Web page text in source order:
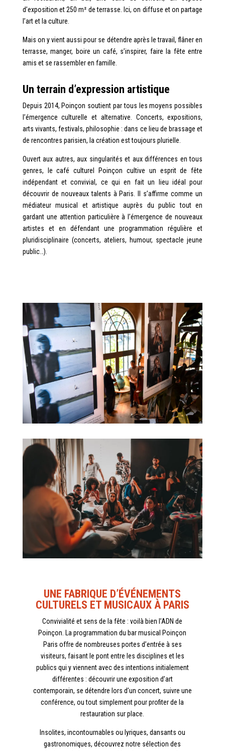
d’exposition et 250 m² de terrasse. Ici, on diffuse et on partage
l’art et la culture.
Mais on y vient aussi pour se détendre après le travail, flâner en
terrasse, manger, boire un café, s’inspirer, faire la fête entre
amis et se rassembler en famille.
Un terrain d’expression artistique
Depuis 2014, Poinçon soutient par tous les moyens possibles
l’émergence culturelle et alternative. Concerts, expositions,
arts vivants, festivals, philosophie : dans ce lieu de brassage et
de rencontres parisien, la création est toujours plurielle.
Ouvert aux autres, aux singularités et aux différences en tous
genres, le café culturel Poinçon cultive un esprit de fête
indépendant et convivial, ce qui en fait un lieu idéal pour
découvrir de nouveaux talents à Paris. Il s’affirme comme un
médiateur musical et artistique auprès du public tout en
gardant une attention particulière à l’émergence de nouveaux
artistes et en défendant une programmation régulière et
pluridisciplinaire (concerts, ateliers, humour, spectacle jeune
public…).
UNE FABRIQUE D’ÉVÉNEMENTS
CULTURELS ET MUSICAUX À PARIS
Convivialité et sens de la fête : voilà bien l’ADN de
Poinçon. La programmation du bar musical Poinçon
Paris offre de nombreuses portes d’entrée à ses
visiteurs, faisant le pont entre les disciplines et les
publics qui y viennent avec des intentions initialement
différentes : découvrir une exposition d’art
contemporain, se détendre lors d’un concert, suivre une
conférence, ou tout simplement pour profiter de la
restauration sur place.
Insolites, incontournables ou lyriques, dansants ou
gastronomiques, découvrez notre sélection des